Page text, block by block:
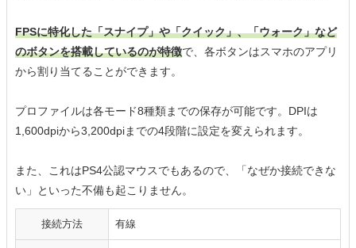
FPSに特化した「スナイプ」や「クイック」、「ウォーク」など
のボタンを搭載しているのが特徴で、各ボタンはスマホのアプリ
から割り当てることができます。
プロファイルは各モード8種類までの保存が可能です。DPIは
1,600dpiから3,200dpiまでの4段階に設定を変えられます。
また、これはPS4公認マウスでもあるので、「なぜか接続できな
い」といった不備も起こりません。
接続方法 有線